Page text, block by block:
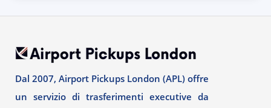
Dal 2007, Airport Pickups London (APL) offre
un servizio di trasferimenti executive da